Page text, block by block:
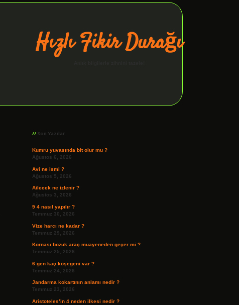
Hızlı Fikir Durağı
Son Yazılar
Kumru yuvasında bit olur mu ?
Ağustos 6, 2026
Avi ne ismi ?
Ağustos 5, 2026
Ailecek ne izlenir ?
Ağustos 3, 2026
9 4 nasıl yapılır ?
Temmuz 30, 2026
Vize harcı ne kadar ?
Temmuz 29, 2026
Kornası bozuk araç muayeneden geçer mi ?
Temmuz 25, 2026
6 gen kaç köşegeni var ?
Temmuz 24, 2026
Jandarma kokartının anlamı nedir ?
Temmuz 23, 2026
Aristoteles’in 4 neden ilkesi nedir ?